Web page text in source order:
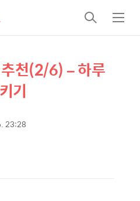
검
색
메
뉴
천(2/6) – 하루
기
23:28